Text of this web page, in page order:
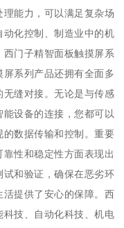
能力，可以满足复杂场
化控制、制造业中的机
门子精智面板触摸屏系
系列产品还拥有全面多
缝对接。无论是与传感
设备的连接，您都可以
数据传输和控制。重要
性和稳定性方面表现出
和验证，确保在恶劣环
提供了安心的保障。西
技、自动化科技、机电